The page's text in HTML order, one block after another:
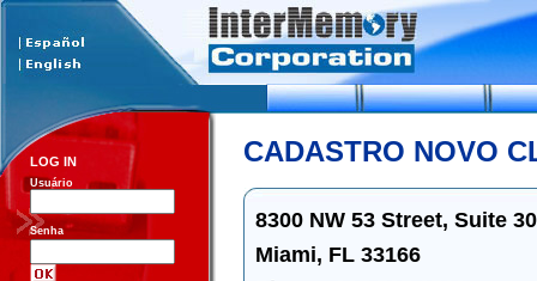
LOG IN
Usuário
Senha
CADASTRO NOVO
8300 NW 53 Street, Suite
Miami, FL 33166